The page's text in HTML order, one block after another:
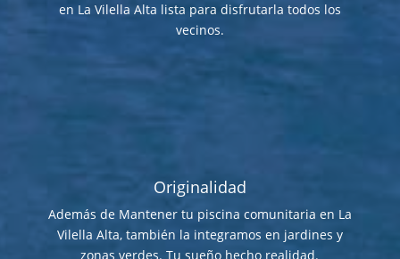
en La Vilella Alta lista para disfrutarla todos los
vecinos.
Originalidad
Además de Mantener tu piscina comunitaria en La
Vilella Alta, también la integramos en jardines y
zonas verdes. Tu sueño hecho realidad.